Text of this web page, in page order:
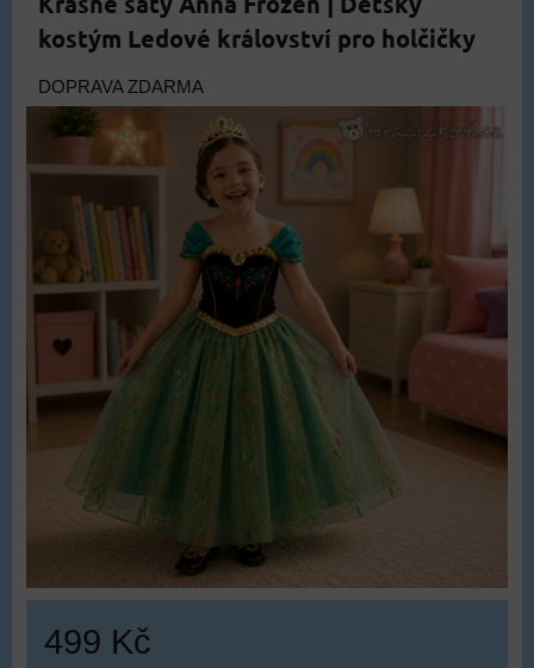
kostým Ledové království pro holčičky
DOPRAVA ZDARMA
499 Kč